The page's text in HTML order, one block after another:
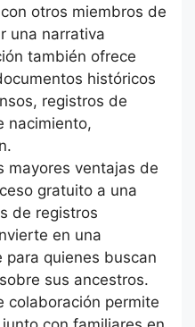
otros miembros de
una narrativa
también ofrece
históricos
registros de
nacimiento,
mayores ventajas de
gratuito a una
de registros
en una
para quienes buscan
sus ancestros.
colaboración permite